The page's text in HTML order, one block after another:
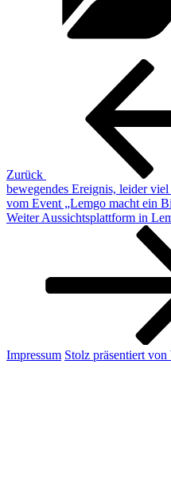
Beitragsnavigation
Zurück
bewegendes Ereignis, leider
vom Event „Lemgo macht ein
Nächster
Weiter Aussichtsplattform in
Impressum Stolz präsentiert von